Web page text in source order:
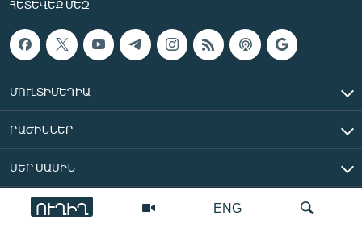
ENG
ՈՒՂԻՂ
ՀԵՏԵՎԵՔ ՄԵԶ
ՄՈՒԼՏԻՄԵԴԻԱ
ԲԱԺԻՆՆԵՐ
ՄԵՐ ՄԱՍԻՆ
«Ազատ Եվրոպա/Ազատություն» ռադիոկայան © 2026